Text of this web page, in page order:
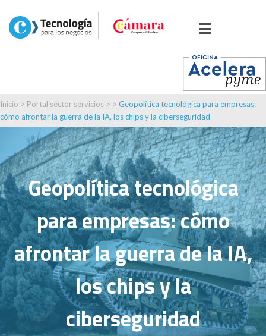
Inicio > Portal sector servicios > > Geopolítica tecnológica para empresas:
cómo afrontar la guerra de la IA, los chips y la ciberseguridad
Geopolítica tecnológica
para empresas: cómo
afrontar la guerra de la IA,
los chips y la
ciberseguridad